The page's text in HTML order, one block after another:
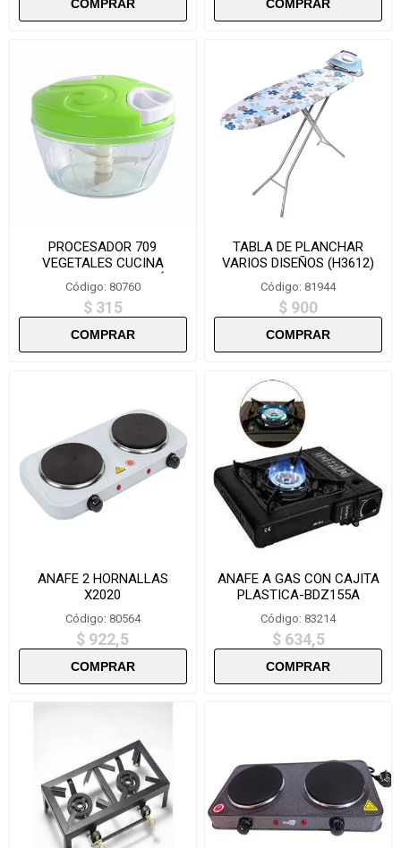
PROCESADOR 709
VEGETALES CUCINA
TESORE MULTI FUNCIÓN
Código: 80760
$ 315
TABLA DE PLANCHAR
VARIOS DISEÑOS (H3612)
Código: 81944
$ 900
ANAFE 2 HORNALLAS
X2020
Código: 80564
$ 922,5
ANAFE A GAS CON CAJITA
PLASTICA-BDZ155A
Código: 83214
$ 634,5